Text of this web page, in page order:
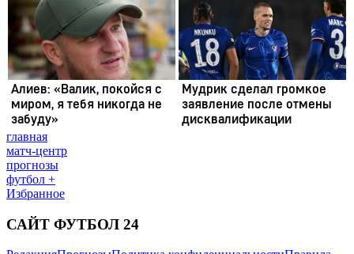
главная
матч-центр
прогнозы
футбол +
Избранное
САЙТ ФУТБОЛ 24